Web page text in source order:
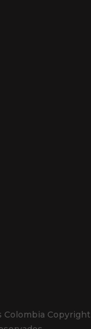
Colombia Copyright